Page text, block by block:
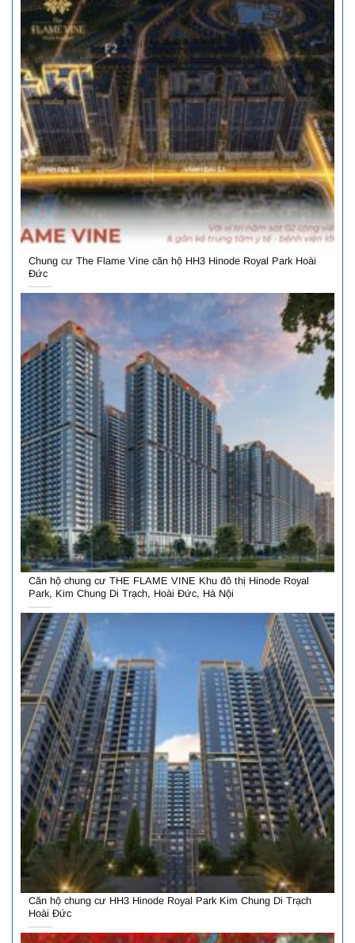
Chung cư The Flame Vine căn hộ HH3 Hinode Royal Park Hoài
Đức
Căn hộ chung cư THE FLAME VINE Khu đô thị Hinode Royal
Park, Kim Chung Di Trạch, Hoài Đức, Hà Nội
Căn hộ chung cư HH3 Hinode Royal Park Kim Chung Di Trạch
Hoài Đức